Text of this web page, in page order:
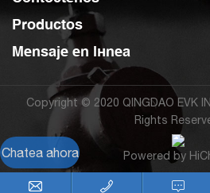
Productos
Mensaje en línea
Copyright © 2020 QINGDAO EVK
Rights
Powered by
Chatea ahora